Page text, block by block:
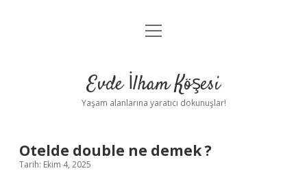
Anasayfa
Yasal Uyarı
menüyü
Evde İlham Köşesi
Yaşam alanlarına yaratıcı dokunuşlar!
Otelde double ne demek ?
Tarih: Ekim 4, 2025